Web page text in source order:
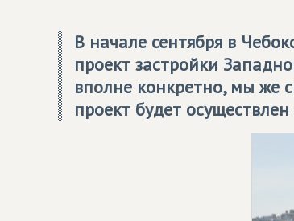
В начале сентября в
проект застройки
вполне конкретно, мы же
проект будет